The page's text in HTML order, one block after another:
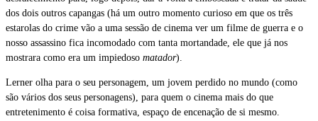
dos dois outros capangas (há um outro momento curioso em que os três
estarolas do crime vão a uma sessão de cinema ver um filme de guerra e o
nosso assassino fica incomodado com tanta mortandade, ele que já nos
mostrara como era um impiedoso matador).
Lerner olha para o seu personagem, um jovem perdido no mundo (como
são vários dos seus personagens), para quem o cinema mais do que
entretenimento é coisa formativa, espaço de encenação de si mesmo.